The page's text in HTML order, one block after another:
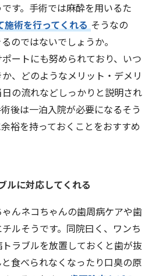
す。手術では麻酔を用いるた
術を行ってくれる そうなの
のではないでしょうか。
ートにも努められており、いつ
、どのようなメリット・デメリ
の流れなどしっかりと説明され
後は一泊入院が必要になるそう
裕を持っておくことをおすすめ
ルに対応してくれる
んネコちゃんの歯周病ケアや歯
ルそうです。同院曰く、ワンち
ラブルを放置しておくと歯が抜
食べられなくなったり口臭の原